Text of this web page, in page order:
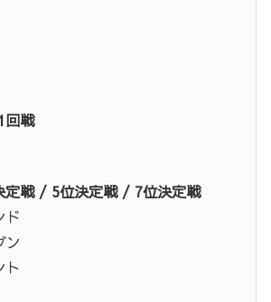
回戦
戦 / 5位決定戦 / 7位決定戦
ド
ン
ト